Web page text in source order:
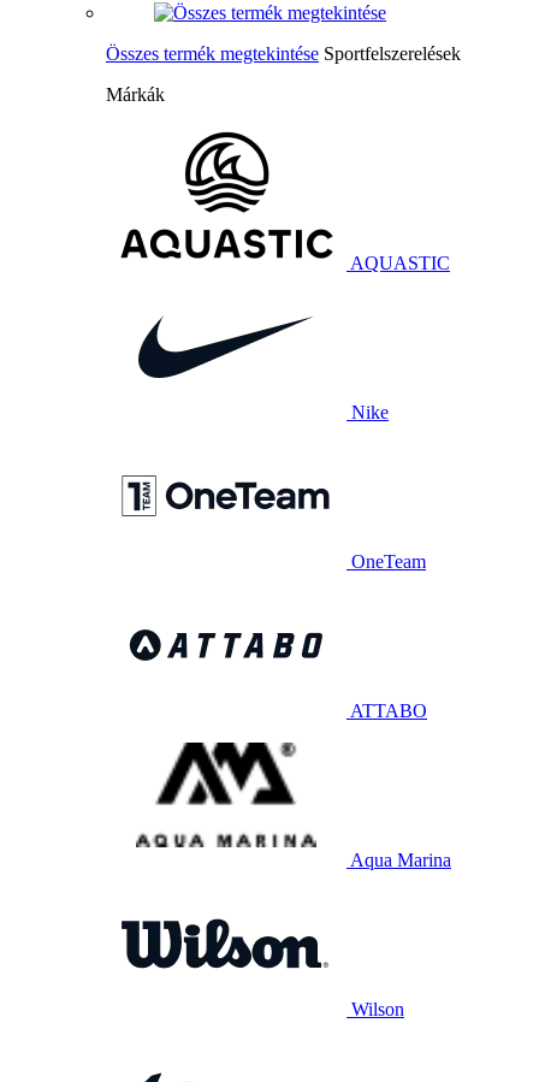
Összes termék megtekintése Sportfelszerelések
Márkák
AQUASTIC
Nike
OneTeam
ATTABO
Aqua Marina
Wilson